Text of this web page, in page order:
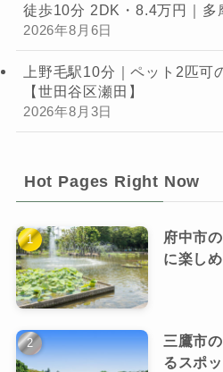
徒歩10分 2DK・8.4万円｜多
2026年8月6日
上野毛駅10分｜ペット2匹可
【世田谷区瀬田】
2026年8月3日
Hot Pages Right Now
府中市
に楽し
三鷹市
るスポ